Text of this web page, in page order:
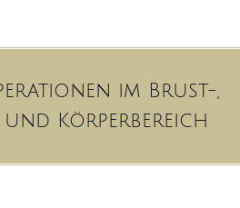
im Brust-,
Körperbereich